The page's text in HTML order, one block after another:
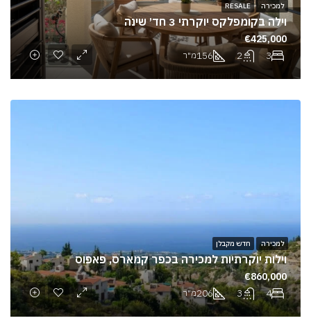
וילה בקומפלקס יוקרתי 3 חד׳ שינה
3
2
156מ"ר
€425,000
למכירה RESALE
וילות יוקרתיות למכירה בכפר קמארס, פאפוס
4
3
206מ"ר
€860,000
למכירה חדש מקבלן